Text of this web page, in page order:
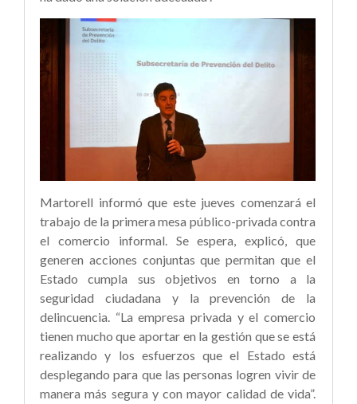
Martorell informó que este jueves comenzará el
trabajo de la primera mesa público-privada contra
el comercio informal. Se espera, explicó, que
generen acciones conjuntas que permitan que el
Estado cumpla sus objetivos en torno a la
seguridad ciudadana y la prevención de la
delincuencia. “La empresa privada y el comercio
tienen mucho que aportar en la gestión que se está
realizando y los esfuerzos que el Estado está
desplegando para que las personas logren vivir de
manera más segura y con mayor calidad de vida”.